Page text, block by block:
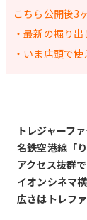
こちら公開後3
・最新の掘り
・いま店頭で
トレジャーフ
名鉄空港線「
アクセス抜群で
イオンシネマ
広さはトレフ